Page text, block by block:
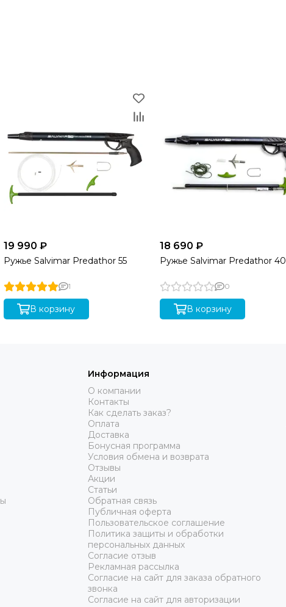
19 990 ₽
Ружье Salvimar Predathor 55
1
В корзину
18 690 ₽
Ружье Salvimar Predathor 40
0
В корзину
Информация
О компании
Контакты
Как сделать заказ?
Оплата
Доставка
Бонусная программа
Условия обмена и возврата
Отзывы
Акции
Статьи
Обратная связь
Публичная оферта
Пользовательское соглашение
Политика защиты и обработки
персональных данных
Согласие отзыв
Рекламная рассылка
Согласие на сайт для заказа обратного
звонка
Согласие на сайт для авторизации